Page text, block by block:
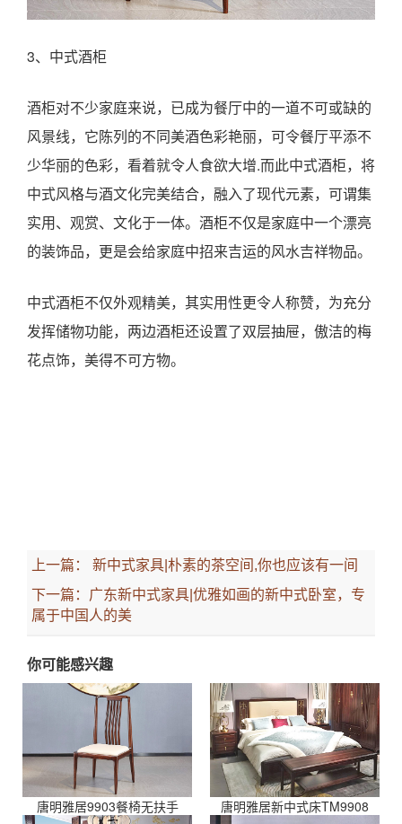
3、中式酒柜
酒柜对不少家庭来说，已成为餐厅中的一道不可或缺的
风景线，它陈列的不同美酒色彩艳丽，可令餐厅平添不
少华丽的色彩，看着就令人食欲大增.而此中式酒柜，将
中式风格与酒文化完美结合，融入了现代元素，可谓集
实用、观赏、文化于一体。酒柜不仅是家庭中一个漂亮
的装饰品，更是会给家庭中招来吉运的风水吉祥物品。
中式酒柜不仅外观精美，其实用性更令人称赞，为充分
发挥储物功能，两边酒柜还设置了双层抽屉，傲洁的梅
花点饰，美得不可方物。
上一篇： 新中式家具|朴素的茶空间,你也应该有一间
下一篇：
广东新中式家具|优雅如画的新中式卧室，专
属于中国人的美
你可能感兴趣
唐明雅居9903餐椅无扶手 唐明雅居新中式床TM9908